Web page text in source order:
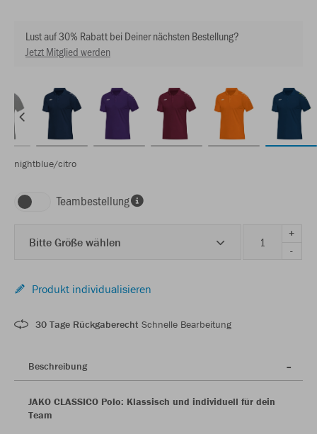
Lust auf 30% Rabatt bei Deiner nächsten Bestellung?
Jetzt Mitglied werden
nightblue/citro
Teambestellung
Bitte Größe wählen
+
-
Produkt individualisieren
30 Tage Rückgaberecht Schnelle Bearbeitung
Beschreibung
JAKO CLASSICO Polo: Klassisch und individuell für dein
Team